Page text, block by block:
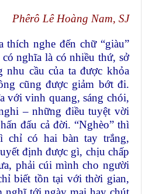
Phêrô Lê Hoàng Nam, SJ
thích nghe đến chữ “giàu”
có nghĩa là có nhiều thứ, sở
nhu cầu của ta được khỏa
cũng được giảm bớt đi.
với vinh quang, sáng chói,
– những điều tuyệt vời
đấu cả đời. “Nghèo” thì
chỉ có hai bàn tay trắng,
định được gì, chịu chấp
phải cúi mình cho người
biết tồn tại với thời gian,